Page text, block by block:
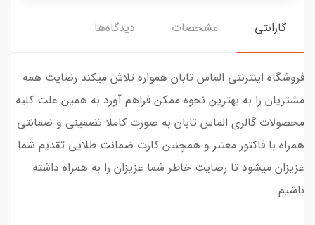
گارانتی مشخصات دیدگاه‌ها
فروشگاه اینترنتی الماس تابان همواره تلاش میکند رضایت همه
مشتریان را به بهترین نحوه ممکن فراهم آورد به همین علت کلیه
محصولات گالری الماس تابان به صورت کاملا تضمینی و ضمانتی
همراه با فاکتور معتبر و همچنین کارت ضمانت طلایی تقدیم شما
عزیزان میشود تا رضایت خاطر شما عزیزان را به همراه داشته
باشیم.